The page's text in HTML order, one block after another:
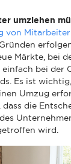
umziehen
von
Märkte, bei
bei der
Es ist
Umzug
die
wird.